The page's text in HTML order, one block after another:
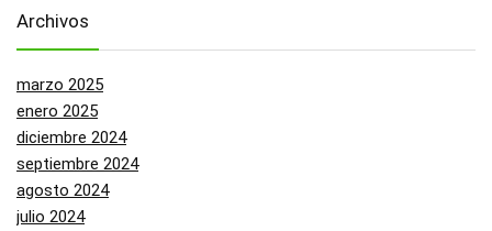
Archivos
marzo 2025
enero 2025
diciembre 2024
septiembre 2024
agosto 2024
julio 2024